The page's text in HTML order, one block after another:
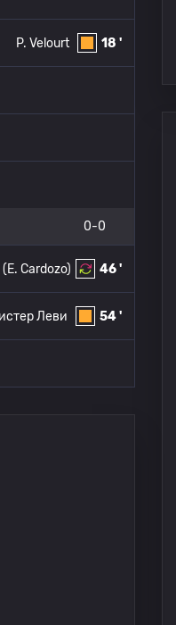
18 '
P. Velourt
0-0
46 '
(E. Cardozo)
54 '
Леви